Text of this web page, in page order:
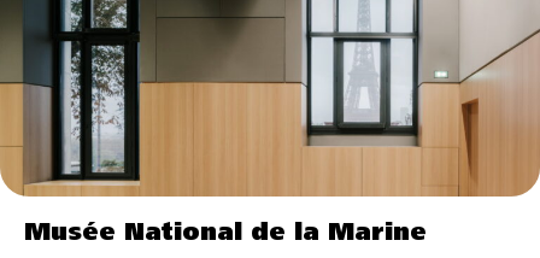
Musée National de la Marine